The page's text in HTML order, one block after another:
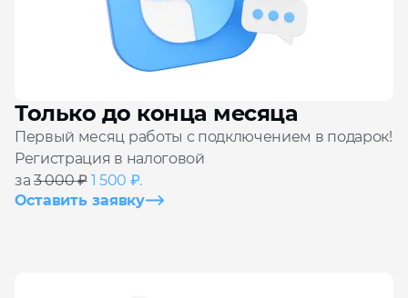
Только до конца месяца
Первый месяц работы с подключением в подарок!
Регистрация в налоговой
за3 000 ₽ 1 500 ₽.
Оставить заявку